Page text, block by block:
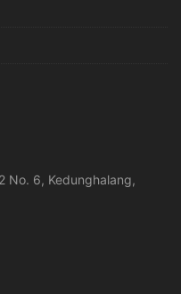
No. 6, Kedunghalang,